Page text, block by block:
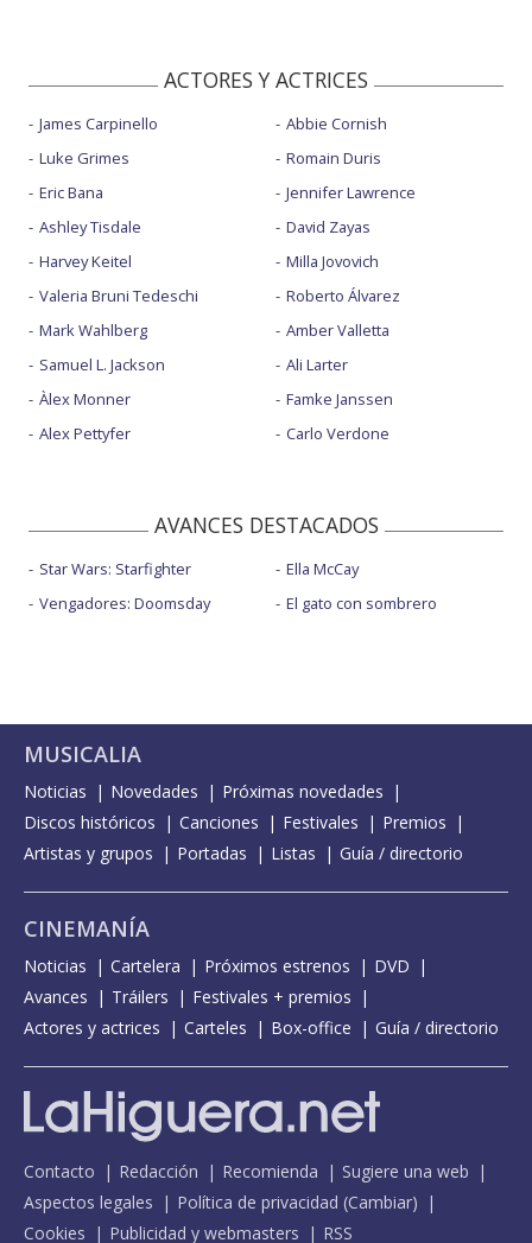
ACTORES Y ACTRICES
James Carpinello
Luke Grimes
Eric Bana
Ashley Tisdale
Harvey Keitel
Valeria Bruni Tedeschi
Mark Wahlberg
Samuel L. Jackson
Àlex Monner
Alex Pettyfer
Abbie Cornish
Romain Duris
Jennifer Lawrence
David Zayas
Milla Jovovich
Roberto Álvarez
Amber Valletta
Ali Larter
Famke Janssen
Carlo Verdone
AVANCES DESTACADOS
Star Wars: Starfighter
Vengadores: Doomsday
Ella McCay
El gato con sombrero
MUSICALIA
Noticias Novedades
Próximas novedades
Discos históricos
Canciones Festivales
Premios
Artistas y grupos
Portadas Listas Guía / directorio
CINEMANÍA
Noticias Cartelera Próximos estrenos
DVD
Avances
Tráilers
Festivales + premios
Actores y actrices
Carteles Box-office Guía / directorio
Contacto Redacción Recomienda
Sugiere una web
Aspectos legales
Política de privacidad (Cambiar)
Cookies
Publicidad y webmasters RSS